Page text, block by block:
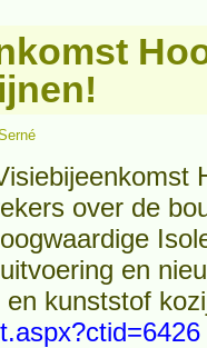
over de
en
kunststof